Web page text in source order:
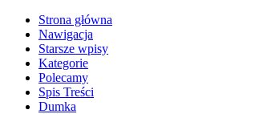
Strona główna
Nawigacja
Starsze wpisy
Kategorie
Polecamy
Spis Treści
Dumka